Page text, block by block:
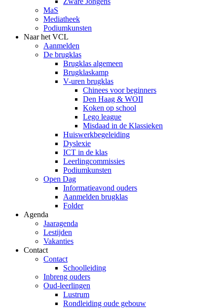
MaS
Mediatheek
Podiumkunsten
Naar het VCL
Aanmelden
De brugklas
Brugklas algemeen
Brugklaskamp
V-uren brugklas
Chinees voor beginners
Den Haag & WOII
Koken op school
Lego league
Misdaad in de Klassieken
Huiswerkbegeleiding
Dyslexie
ICT in de klas
Leerlingcommissies
Podiumkunsten
Open Dag
Informatieavond ouders
Aanmelden brugklas
Folder
Agenda
Jaaragenda
Lestijden
Vakanties
Contact
Contact
Schoolleiding
Inbreng ouders
Oud-leerlingen
Lustrum
Rondleiding oude gebouw